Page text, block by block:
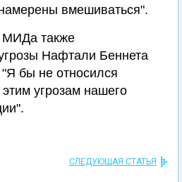
вмешиваться".
МИДа также
Нафтали Беннета
бы не относился
угрозам нашего
СЛЕДУЮЩАЯ СТАТЬЯ